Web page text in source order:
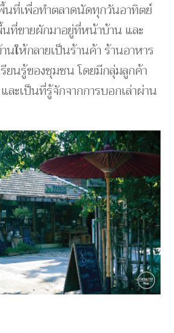
นที่เพื่อทำตลาดนัดทุกวันอาทิตย์
ที่ขายผักมาอยู่ที่หน้าบ้าน และ
ให้กลายเป็นร้านค้า ร้านอาหาร
ยนรู้ของชุมชน โดยมีกลุ่มลูกค้า
ะเป็นที่รู้จักจากการบอกเล่าผ่าน